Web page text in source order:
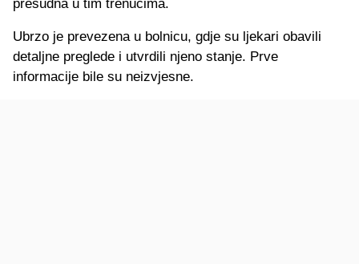
presudna u tim trenucima.
Ubrzo je prevezena u bolnicu, gdje su ljekari obavili
detaljne preglede i utvrdili njeno stanje. Prve
informacije bile su neizvjesne.